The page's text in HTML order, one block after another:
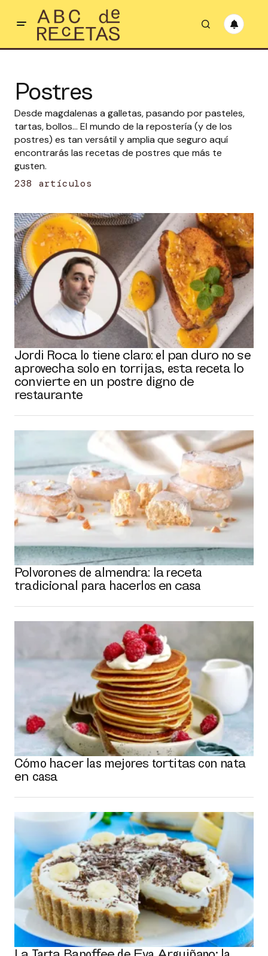
Postres
Desde magdalenas a galletas, pasando por pasteles,
tartas, bollos… El mundo de la repostería (y de los
postres) es tan versátil y amplia que seguro aquí
encontrarás las recetas de postres que más te
gusten.
238 artículos
Jordi Roca lo tiene claro: el pan duro no se
aprovecha solo en torrijas, esta receta lo
convierte en un postre digno de
restaurante
Polvorones de almendra: la receta
tradicional para hacerlos en casa
Cómo hacer las mejores tortitas con nata
en casa